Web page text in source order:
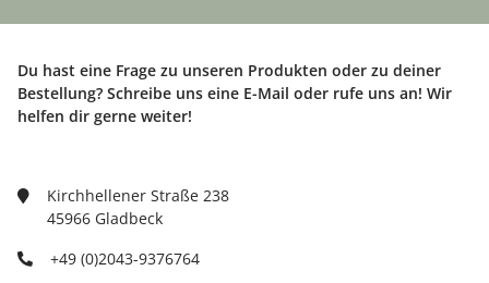
Du hast eine Frage zu unseren Produkten oder zu deiner
Bestellung? Schreibe uns eine E-Mail oder rufe uns an! Wir
helfen dir gerne weiter!
Kirchhellener Straße 238
45966 Gladbeck
+49 (0)2043-9376764